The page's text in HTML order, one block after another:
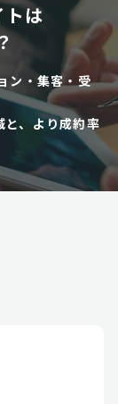
は
ン・集客・受
と、より成約率